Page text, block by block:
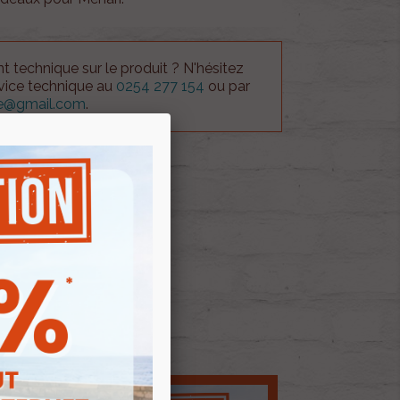
technique sur le produit ? N'hésitez
technique au 0254 277 154 ou par
.
PANIER
D'ENVIES